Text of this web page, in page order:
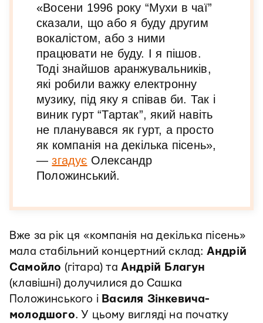
«Восени 1996 року “Мухи в чаї”
сказали, що або я буду другим
вокалістом, або з ними
працювати не буду. І я пішов.
Тоді знайшов аранжувальників,
які робили важку електронну
музику, під яку я співав би. Так і
виник гурт “Тартак”, який навіть
не планувався як гурт, а просто
як компанія на декілька пісень»,
—згадує Олександр
Положинський.
Вже за рік ця «компанія на декілька пісень»
мала стабільний концертний склад: Андрій
Самойло (гітара) таАндрій Благун
(клавішні) долучилися до Сашка
Положинського і Василя Зінкевича-
молодшого. У цьому вигляді на початку